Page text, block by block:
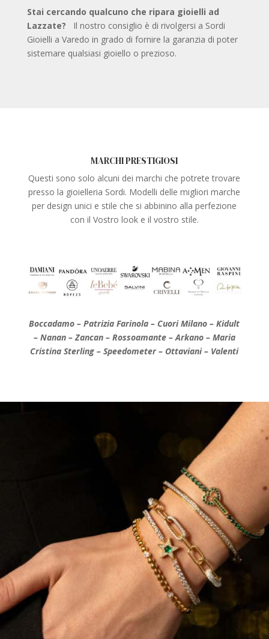
Stai cercando qualcuno che ripara gioielli ad
Lazzate? Il nostro consiglio è di rivolgersi a Sordi
Gioielli a Varedo in grado di fornire la garanzia di poter
sistemare qualsiasi gioiello o prezioso.
MARCHI PRESTIGIOSI
Questi sono solo alcuni dei marchi che potrete trovare
presso la gioielleria Sordi. Modelli delle migliori marche
per design unici e stile che si abbinino alla perfezione
con il Vostro look e il vostro stile.
Boccadamo – Patrizia Farinola – Cuori Milano – Kidult
– Nanan – Zancan – Rossoamante – Arkano – Maria
Cristina Sterling – Speedometer – Ottaviani – Valenti